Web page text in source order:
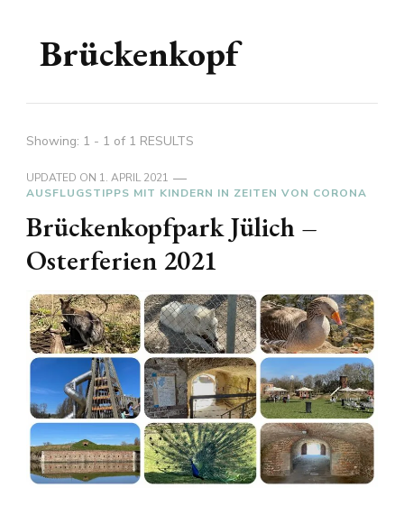
Brückenkopf
Showing: 1 - 1 of 1 RESULTS
UPDATED ON 1. APRIL 2021
AUSFLUGSTIPPS MIT KINDERN IN ZEITEN VON CORONA
Brückenkopfpark Jülich –
Osterferien 2021